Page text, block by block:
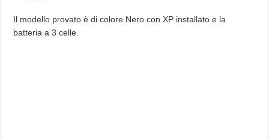
Il modello provato è di colore Nero con XP installato e la
batteria a 3 celle.